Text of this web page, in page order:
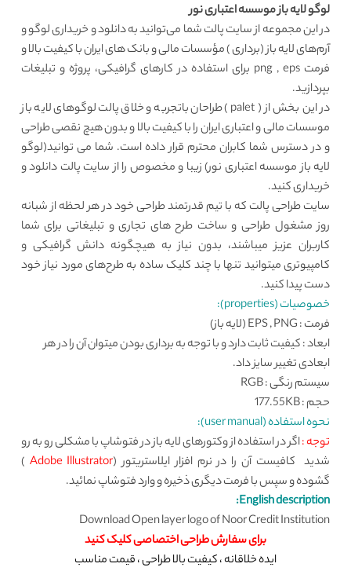
لوگو لایه باز موسسه اعتباری نور
در این مجموعه از سایت پالت شما می‌توانید به دانلود و خریداری لوگو و
آرم‌های لایه باز (برداری ) مؤسسات مالی و بانک های ایران با کیفیت بالا و
فرمت png , eps برای استفاده در کارهای گرافیکی، پروژه و تبلیغات
بپردازید.
در این بخش از ( palet ) طراحان باتجربه و خلاق پالت لوگوهای لایه باز
موسسات مالی و اعتباری ایران را با کیفیت بالا و بدون هیچ نقصی طراحی
و در دسترس شما کابران محترم قرار داده است. شما می توانید(لوگو
لایه باز موسسه اعتباری نور) زیبا و مخصوص را از سایت پالت دانلود و
خریداری کنید.
سایت طراحیپالت که با تیم قدرتمند طراحی خود در هر لحظه از شبانه
روز مشغول طراحی و ساخت طرح های تجاری و تبلیغاتی برای شما
کاربران عزیز میباشند، بدون نیاز به هیچگونه دانش گرافیکی و
کامپیوتری میتوانید تنها با چند کلیک ساده به طرح‌های مورد نیاز خود
دست پیدا کنید.
خصوصیات (properties):
فرمت : EPS , PNG (لایه باز)
ابعاد : کیفیت ثابت دارد و با توجه به برداری بودن میتوان آن را در هر
ابعادی تغییر سایز داد.
سیستم رنگی : RGB
حجم : 177.55KB
نحوه استفاده (user manual):
توجه :اگر در استفاده از وکتورهای لایه باز در فتوشاپ با مشکلی رو به رو
شدید کافیست آن را در نرم افزار ایلاستریتور (Adobe Illustrator
)
گشوده و سپس با فرمت دیگری ذخیره و وارد فتوشاپ نمائید.
English description:
Download Open layer logo of Noor Credit Institution
برایسفارش طراحی اختصاصیکلیک کنید
ایده خلاقانه ، کیفیت بالا طراحی ، قیمت مناسب